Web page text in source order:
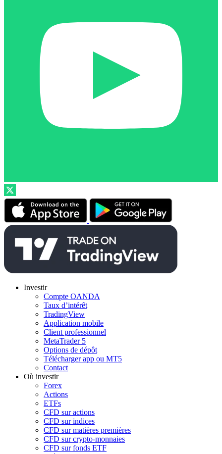
Investir
Compte OANDA
Taux d’intérêt
TradingView
Application mobile
Client professionnel
MetaTrader 5
Options de dépôt
Télécharger app ou MT5
Contact
Où investir
Forex
Actions
ETFs
CFD sur actions
CFD sur indices
CFD sur matières premières
CFD sur crypto-monnaies
CFD sur fonds ETF